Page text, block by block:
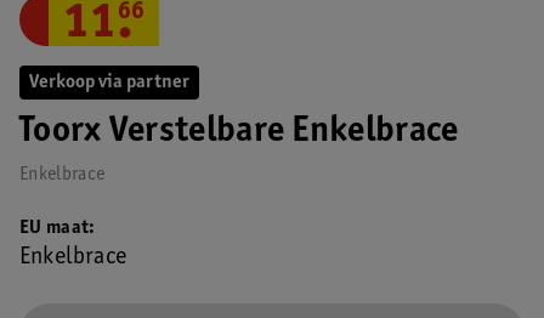
Verkoop via partner
Toorx Verstelbare Enkelbrace
Enkelbrace
11.
66
EU maat
Enkelbrace